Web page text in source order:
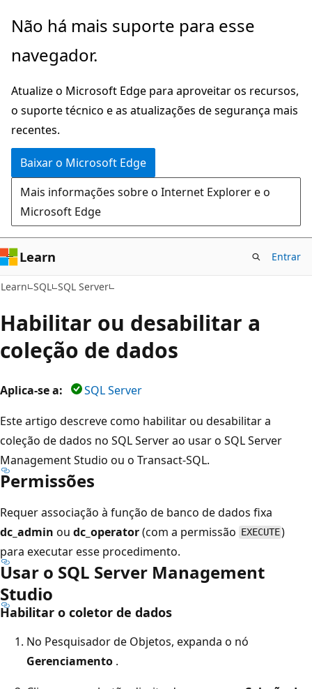
Pular
o
principal
Não há mais suporte para esse
navegador.
Atualize o Microsoft Edge para aproveitar os recursos,
o suporte técnico e as atualizações de segurança mais
recentes.
Baixar o Microsoft Edge
Mais informações sobre o Internet Explorer e o
Microsoft Edge
Learn Entrar
Learn SQL SQL Server
Habilitar ou desabilitar a
coleção de dados
Aplica-se a:
SQL Server
Este artigo descreve como habilitar ou desabilitar a
coleção de dados no SQL Server ao usar o SQL Server
Management Studio ou o Transact-SQL.
Permissões
Requer associação à função de banco de dados fixa
dc_admin ou dc_operator(com a permissão EXECUTE)
para executar esse procedimento.
Usar o SQL Server Management
Studio
Habilitar o coletor de dados
No Pesquisador de Objetos, expanda o nó
Gerenciamento .